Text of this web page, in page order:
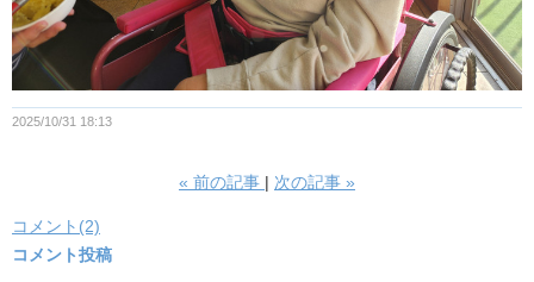
2025/10/31 18:13
« 前の記事 次の記事 »
コメント(2)
コメント投稿